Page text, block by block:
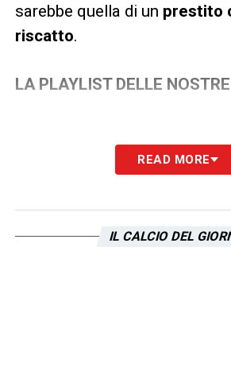
sarebbe quella di un prestito
riscatto.
LA PLAYLIST DELLE
READ MORE
IL CALCIO DEL